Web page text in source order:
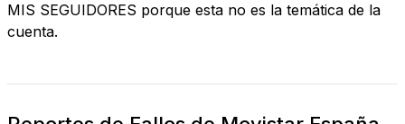
MIS SEGUIDORES porque esta no es la temática de la
cuenta.